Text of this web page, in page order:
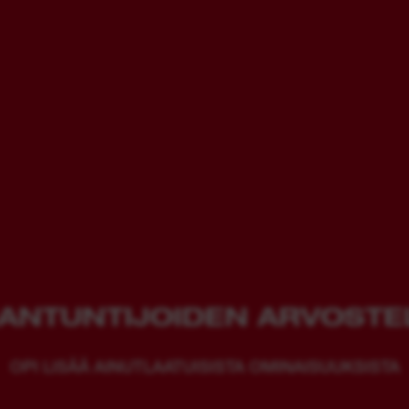
OPI LISÄÄ AINUTLAATUISISTA OMINAISUUKSISTA